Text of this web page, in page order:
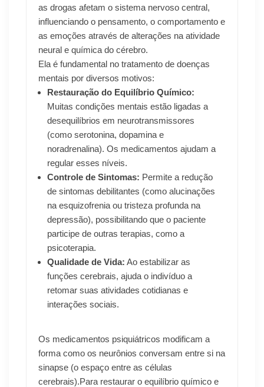
as drogas afetam o sistema nervoso central,
influenciando o pensamento, o comportamento e
as emoções através de alterações na atividade
neural e química do cérebro.
Ela é fundamental no tratamento de doenças
mentais por diversos motivos:
Restauração do Equilíbrio Químico:
Muitas condições mentais estão ligadas a
desequilíbrios em neurotransmissores
(como serotonina, dopamina e
noradrenalina). Os medicamentos ajudam a
regular esses níveis.
Controle de Sintomas: Permite a redução
de sintomas debilitantes (como alucinações
na esquizofrenia ou tristeza profunda na
depressão), possibilitando que o paciente
participe de outras terapias, como a
psicoterapia.
Qualidade de Vida: Ao estabilizar as
funções cerebrais, ajuda o indivíduo a
retomar suas atividades cotidianas e
interações sociais.
Os medicamentos psiquiátricos modificam a
forma como os neurônios conversam entre si na
sinapse (o espaço entre as células
cerebrais).Para restaurar o equilíbrio químico e